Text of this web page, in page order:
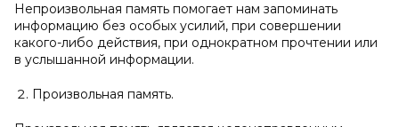
Непроизвольная память помогает нам запоминать
информацию без особых усилий, при совершении
какого-либо действия, при однократном прочтении или
в услышанной информации.
Произвольная память.